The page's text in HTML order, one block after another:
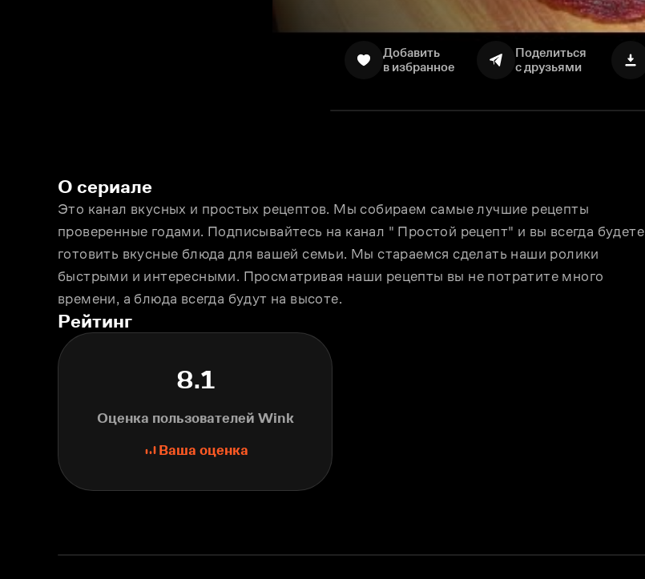
Добавить
в избранное
Поделиться
с друзьями
О сериале
Это канал вкусных и простых рецептов. Мы собираем самые лучшие рецепты
проверенные годами. Подписывайтесь на канал " Простой рецепт" и вы всегда будете
готовить вкусные блюда для вашей семьи. Мы стараемся сделать наши ролики
быстрыми и интересными. Просматривая наши рецепты вы не потратите много
времени, а блюда всегда будут на высоте.
Рейтинг
8.1
Оценка пользователей Wink
Ваша оценка